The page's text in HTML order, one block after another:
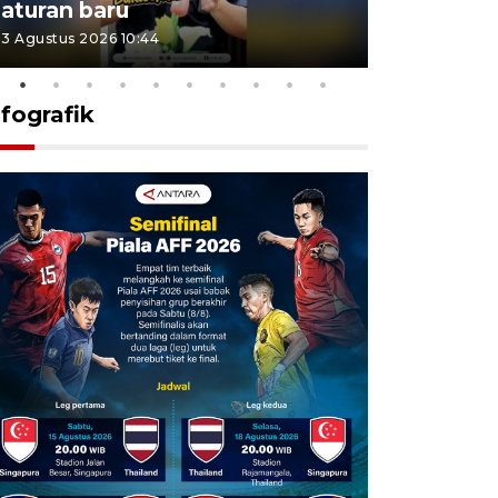
aturan baru
3 Agustus 2026 10:44